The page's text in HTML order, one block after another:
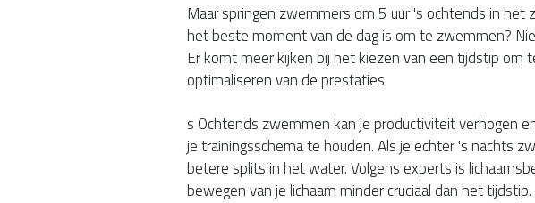
Maar springen zwemmers om 5 uur 's ochtends in het
het beste moment van de dag is om te zwemmen?
Er komt meer kijken bij het kiezen van een tijdstip om
optimaliseren van de prestaties.
s Ochtends zwemmen kan je productiviteit verhogen
je trainingsschema te houden. Als je echter 's nachts
betere splits in het water. Volgens experts is
bewegen van je lichaam minder cruciaal dan het tijdstip.